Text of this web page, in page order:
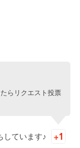
らリクエスト投票
しています♪